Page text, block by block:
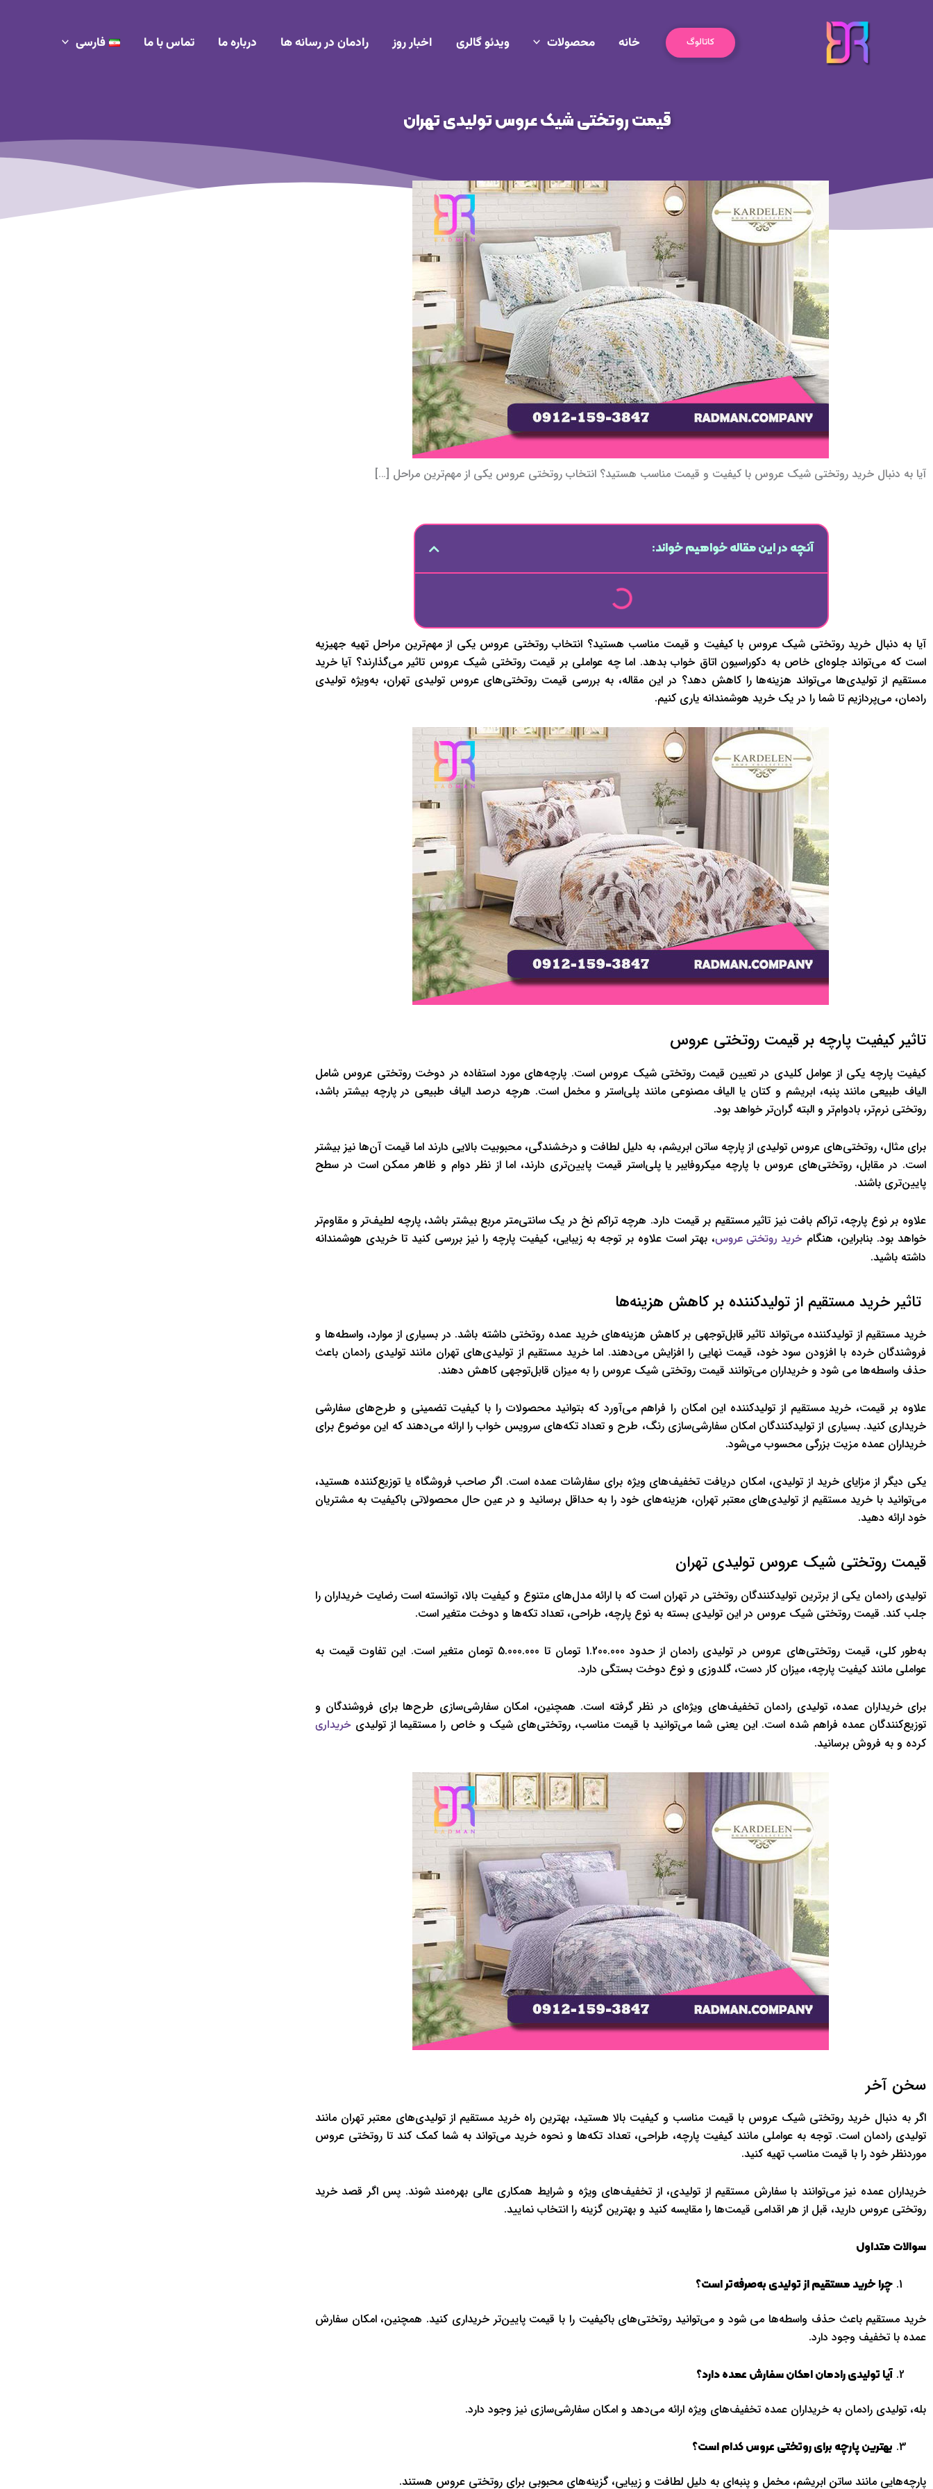
کاتالوگ خانه محصولات ویدئو گالری اخبار روز رادمان در رسانه ها درباره ما تماس با ما فارسی
قیمت روتختی شیک عروس تولیدی تهران
آیا به دنبال خرید روتختی شیک عروس با کیفیت و قیمت مناسب هستید؟ انتخاب روتختی عروس یکی از مهم‌ترین مراحل […]
آنچه در این مقاله خواهیم خواند:
آیا به دنبال خرید روتختی شیک عروس با کیفیت و قیمت مناسب هستید؟ انتخاب روتختی عروس یکی از مهم‌ترین مراحل تهیه جهیزیه
است که می‌تواند جلوه‌ای خاص به دکوراسیون اتاق خواب بدهد. اما چه عواملی بر قیمت روتختی شیک عروس تاثیر می‌گذارند؟ آیا خرید
مستقیم از تولیدی‌ها می‌تواند هزینه‌ها را کاهش دهد؟ در این مقاله، به بررسی قیمت روتختی‌های عروس تولیدی تهران، به‌ویژه تولیدی
رادمان، می‌پردازیم تا شما را در یک خرید هوشمندانه یاری کنیم.
تاثیر کیفیت پارچه بر قیمت روتختی عروس
کیفیت پارچه یکی از عوامل کلیدی در تعیین قیمت روتختی شیک عروس است. پارچه‌های مورد استفاده در دوخت روتختی عروس شامل
الیاف طبیعی مانند پنبه، ابریشم و کتان یا الیاف مصنوعی مانند پلی‌استر و مخمل است. هرچه درصد الیاف طبیعی در پارچه بیشتر باشد،
روتختی نرم‌تر، بادوام‌تر و البته گران‌تر خواهد بود.
برای مثال، روتختی‌های عروس تولیدی از پارچه ساتن ابریشم، به دلیل لطافت و درخشندگی، محبوبیت بالایی دارند اما قیمت آن‌ها نیز بیشتر
است. در مقابل، روتختی‌های عروس با پارچه میکروفایبر یا پلی‌استر قیمت پایین‌تری دارند، اما از نظر دوام و ظاهر ممکن است در سطح
پایین‌تری باشند.
علاوه بر نوع پارچه، تراکم بافت نیز تاثیر مستقیم بر قیمت دارد. هرچه تراکم نخ در یک سانتی‌متر مربع بیشتر باشد، پارچه لطیف‌تر و مقاوم‌تر
خواهد بود. بنابراین، هنگامخرید روتختی عروس، بهتر است علاوه بر توجه به زیبایی، کیفیت پارچه را نیز بررسی کنید تا خریدی هوشمندانه
داشته باشید.
تاثیر خرید مستقیم از تولیدکننده بر کاهش هزینه‌ها
خرید مستقیم از تولیدکننده می‌تواند تاثیر قابل‌توجهی بر کاهش هزینه‌های خرید عمده روتختی داشته باشد. در بسیاری از موارد، واسطه‌ها و
فروشندگان خرده با افزودن سود خود، قیمت نهایی را افزایش می‌دهند. اما خرید مستقیم از تولیدی‌های تهران مانند تولیدی رادمان باعث
حذف واسطه‌ها می شود و خریداران می‌توانند قیمت روتختی شیک عروس را به میزان قابل‌توجهی کاهش دهند.
علاوه بر قیمت، خرید مستقیم از تولیدکننده این امکان را فراهم می‌آورد که بتوانید محصولات را با کیفیت تضمینی و طرح‌های سفارشی
خریداری کنید. بسیاری از تولیدکنندگان امکان سفارشی‌سازی رنگ، طرح و تعداد تکه‌های سرویس خواب را ارائه می‌دهند که این موضوع برای
خریداران عمده مزیت بزرگی محسوب می‌شود.
یکی دیگر از مزایای خرید از تولیدی، امکان دریافت تخفیف‌های ویژه برای سفارشات عمده است. اگر صاحب فروشگاه یا توزیع‌کننده هستید،
می‌توانید با خرید مستقیم از تولیدی‌های معتبر تهران، هزینه‌های خود را به حداقل برسانید و در عین حال محصولاتی باکیفیت به مشتریان
خود ارائه دهید.
قیمت روتختی شیک عروس تولیدی تهران
تولیدی رادمان یکی از برترین تولیدکنندگان روتختی در تهران است که با ارائه مدل‌های متنوع و کیفیت بالا، توانسته است رضایت خریداران را
جلب کند. قیمت روتختی شیک عروس در این تولیدی بسته به نوع پارچه، طراحی، تعداد تکه‌ها و دوخت متغیر است.
به‌طور کلی، قیمت روتختی‌های عروس در تولیدی رادمان از حدود 1.200.000 تومان تا 5.000.000 تومان متغیر است. این تفاوت قیمت به
عواملی مانند کیفیت پارچه، میزان کار دست، گلدوزی و نوع دوخت بستگی دارد.
برای خریداران عمده، تولیدی رادمان تخفیف‌های ویژه‌ای در نظر گرفته است. همچنین، امکان سفارشی‌سازی طرح‌ها برای فروشندگان و
توزیع‌کنندگان عمده فراهم شده است. این یعنی شما می‌توانید با قیمت مناسب، روتختی‌های شیک و خاص را مستقیما از تولیدی خریداری
کرده و به فروش برسانید.
سخن آخر
اگر به دنبال خرید روتختی شیک عروس با قیمت مناسب و کیفیت بالا هستید، بهترین راه خرید مستقیم از تولیدی‌های معتبر تهران مانند
تولیدی رادمان است. توجه به عواملی مانند کیفیت پارچه، طراحی، تعداد تکه‌ها و نحوه خرید می‌تواند به شما کمک کند تا روتختی عروس
موردنظر خود را با قیمت مناسب تهیه کنید.
خریداران عمده نیز می‌توانند با سفارش مستقیم از تولیدی، از تخفیف‌های ویژه و شرایط همکاری عالی بهره‌مند شوند. پس اگر قصد خرید
روتختی عروس دارید، قبل از هر اقدامی قیمت‌ها را مقایسه کنید و بهترین گزینه را انتخاب نمایید.
سوالات متداول
چرا خرید مستقیم از تولیدی به‌صرفه‌تر است؟
خرید مستقیم باعث حذف واسطه‌ها می شود و می‌توانید روتختی‌های باکیفیت را با قیمت پایین‌تر خریداری کنید. همچنین، امکان سفارش
عمده با تخفیف وجود دارد.
آیا تولیدی رادمان امکان سفارش عمده دارد؟
بله، تولیدی رادمان به خریداران عمده تخفیف‌های ویژه ارائه می‌دهد و امکان سفارشی‌سازی نیز وجود دارد.
بهترین پارچه برای روتختی عروس کدام است؟
پارچه‌هایی مانند ساتن ابریشم، مخمل و پنبه‌ای به دلیل لطافت و زیبایی، گزینه‌های محبوبی برای روتختی عروس هستند.